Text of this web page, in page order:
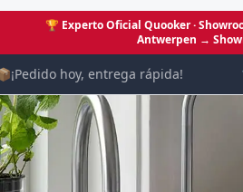
🏆 Experto Oficial Quooker ·
Antwerpen →
¡Pedido hoy, entrega rápida!